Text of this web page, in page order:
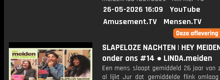
26-05-2026 16:09
YouTube
Amusement.TV
Mensen.TV
SLAPELOZE NACHTEN | HEY
onder ons #14 ● LINDA.meiden
Een mens slaapt gemiddeld 26 jaar van
al lijkt Jur dat gemiddelde flink